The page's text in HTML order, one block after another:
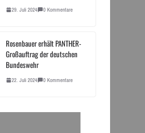
29. Juli 2024 0 Kommentare
Rosenbauer erhält PANTHER-
Großauftrag der deutschen
Bundeswehr
22. Juli 2024 0 Kommentare